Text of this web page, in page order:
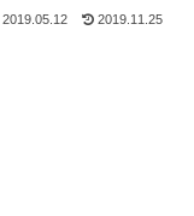
2019.05.12 2019.11.25